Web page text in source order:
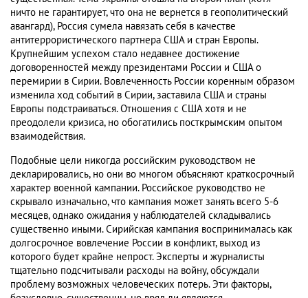
ничто не гарантирует, что она не вернется в геополитический
авангард), Россия сумела навязать себя в качестве
антитеррористического партнера США и стран Европы.
Крупнейшим успехом стало недавнее достижение
договоренностей между президентами России и США о
перемирии в Сирии. Вовлеченность России коренным образом
изменила ход событий в Сирии, заставила США и страны
Европы подстраиваться. Отношения с США хотя и не
преодолели кризиса, но обогатились посткрымским опытом
взаимодействия.
Подобные цели никогда российским руководством не
декларировались, но они во многом объясняют краткосрочный
характер военной кампании. Российское руководство не
скрывало изначально, что кампания может занять всего 5-6
месяцев, однако ожидания у наблюдателей складывались
существенно иными. Сирийская кампания воспринималась как
долгосрочное вовлечение России в конфликт, выход из
которого будет крайне непрост. Эксперты и журналисты
тщательно подсчитывали расходы на войну, обсуждали
проблему возможных человеческих потерь. Эти факторы,